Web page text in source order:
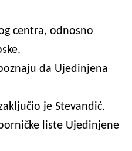
centra, odnosno
da Ujedinjena
je Stevandić.
liste Ujedinjene